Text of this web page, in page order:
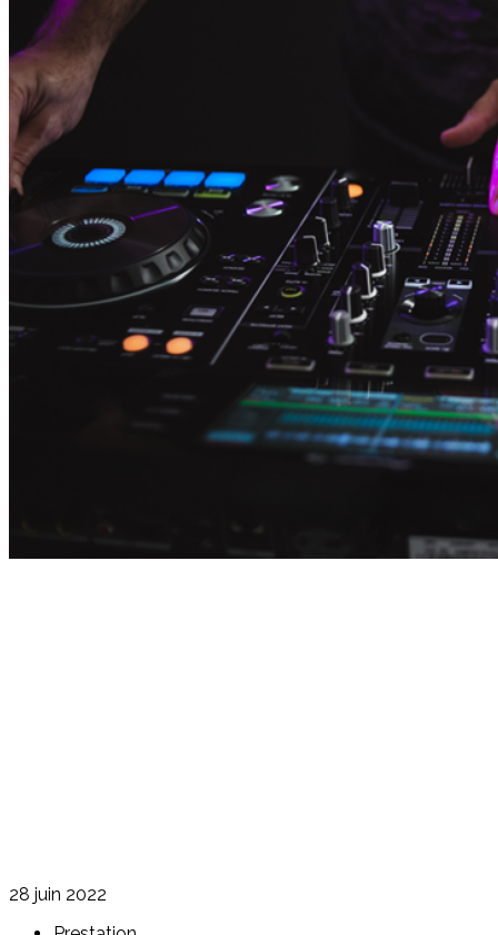
28 juin 2022